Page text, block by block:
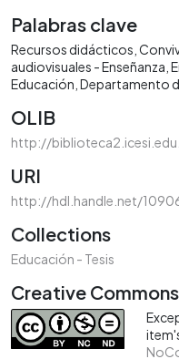
Palabras clave
Recursos didácticos
audiovisuales - Enseñanza
Educación Departamento
OLIB
http://
URI
http://hdl.handle.net/
Collections
Educación - Tesis
Creative